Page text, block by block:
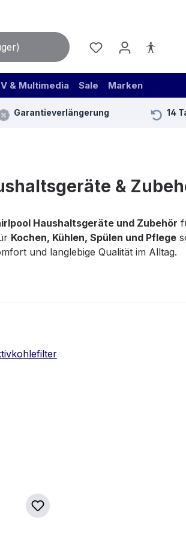
& Multimedia Sale Marken
Garantieverlängerung 14
&
Haushaltsgeräte und Zubehör
Kochen, Kühlen, Spülen und Pflege
und langlebige Qualität im Alltag.